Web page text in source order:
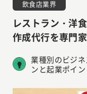
レストラン・洋
作成代行を専門
業種別のビジ
ンと起業ポイン
飲食店業界